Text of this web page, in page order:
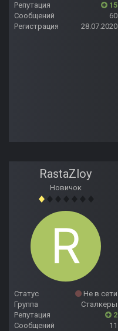
Репутация
15
Сообщений
60
Регистрация
28.07.2020
RastaZloy
Новичок
Статус
Не в сети
Группа
Сталкеры
Репутация
2
Сообщений
11